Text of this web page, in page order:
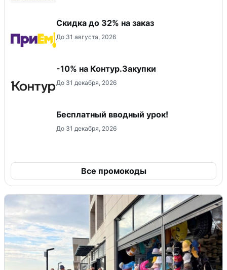
Скидка до 32% на заказ
До 31 августа, 2026
-10% на Контур.Закупки
До 31 декабря, 2026
Бесплатный вводный урок!
До 31 декабря, 2026
Все промокоды